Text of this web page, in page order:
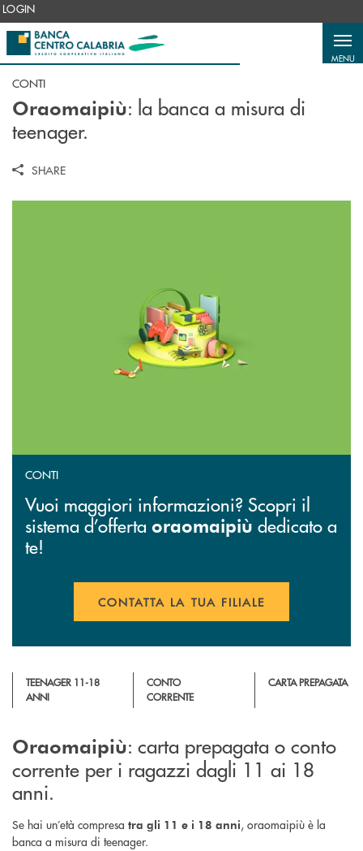
Salta al contenuto principale
LOGIN
MENU
CONTI
Oraomaipiù: la banca a misura di
teenager.
SHARE
CONTI
Vuoi maggiori informazioni? Scopri il
sistema d’offerta oraomaipiù dedicato a
te!
CONTATTA LA TUA FILIALE
TEENAGER 11-18
ANNI
CONTO
CORRENTE
CARTA PREPAGATA
Oraomaipiù: carta prepagata o conto
corrente per i ragazzi dagli 11 ai 18
anni.
Se hai un’età compresa tra gli 11 e i 18 anni, oraomaipiù è la
banca a misura di teenager.